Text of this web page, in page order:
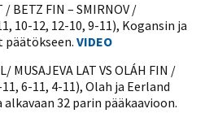
/ BETZ FIN – SMIRNOV /
10-12, 12-10, 9-11), Kogansin ja
päätökseen.VIDEO
MUSAJEVA LAT VS OLÁH FIN /
6-11, 4-11), Olah ja Eerland
32 parin pääkaavioon.